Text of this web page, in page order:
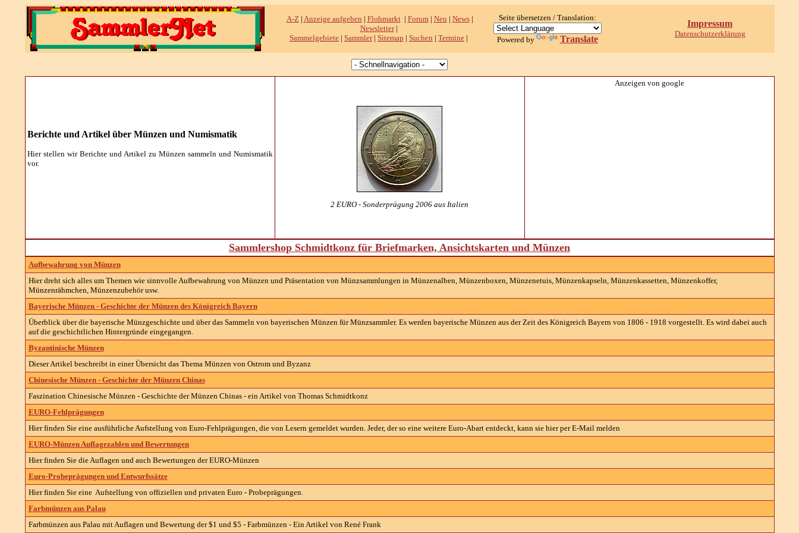
A-Z| Anzeige aufgeben | Flohmarkt| Forum| Neu | News|
Newsletter|
Sammelgebiete | Sammler| Sitemap | Suchen | Termine |
Seite übersetzen / Translation:
Powered by Translate
Impressum
Datenschutzerklärung
Berichte und Artikel über Münzen und Numismatik
Hier stellen wir Berichte und Artikel zu Münzen sammeln und Numismatik
vor.
2 EURO - Sonderprägung 2006 aus Italien
Anzeigen von google
Sammlershop Schmidtkonz für Briefmarken, Ansichtskarten und Münzen
Aufbewahrung von Münzen
Hier dreht sich alles um Themen wie sinnvolle Aufbewahrung von Münzen und Präsentation von Münzsammlungen in Münzenalben, Münzenboxen, Münzenetuis, Münzenkapseln, Münzenkassetten, Münzenkoffer,
Münzenrähmchen, Münzenzubehör usw.
Bayerische Münzen - Geschichte der Münzen des Königreich Bayern
Überblick über die bayerische Münzgeschichte und über das Sammeln von bayerischen Münzen für Münzsammler. Es werden bayerische Münzen aus der Zeit des Königreich Bayern von 1806 - 1918 vorgestellt. Es wird dabei auch
auf die geschichtlichen Hintergründe eingegangen.
Byzantinische Münzen
Dieser Artikel beschreibt in einer Übersicht das Thema Münzen von Ostrom und Byzanz
Chinesische Münzen - Geschichte der Münzen Chinas
Faszination Chinesische Münzen - Geschichte der Münzen Chinas - ein Artikel von Thomas Schmidtkonz
EURO-Fehlprägungen
Hier finden Sie eine ausführliche Aufstellung von Euro-Fehlprägungen, die von Lesern gemeldet wurden. Jeder, der so eine weitere Euro-Abart entdeckt, kann sie hier per E-Mail melden
EURO-Münzen Auflagezahlen und Bewertungen
Hier finden Sie die Auflagen und auch Bewertungen der EURO-Münzen
Euro-Probeprägungen und Entwurfssätze
Hier finden Sie eine Aufstellung von offiziellen und privaten Euro - Probeprägungen.
Farbmünzen aus Palau
Farbmünzen aus Palau mit Auflagen und Bewertung der $1 und $5 - Farbmünzen - Ein Artikel von René Frank